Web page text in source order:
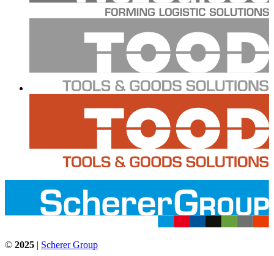
© 2025 | Scherer Group